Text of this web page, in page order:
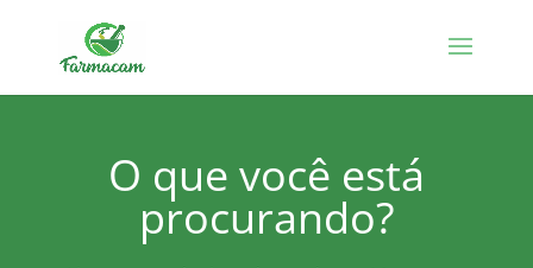
O que você está
procurando?